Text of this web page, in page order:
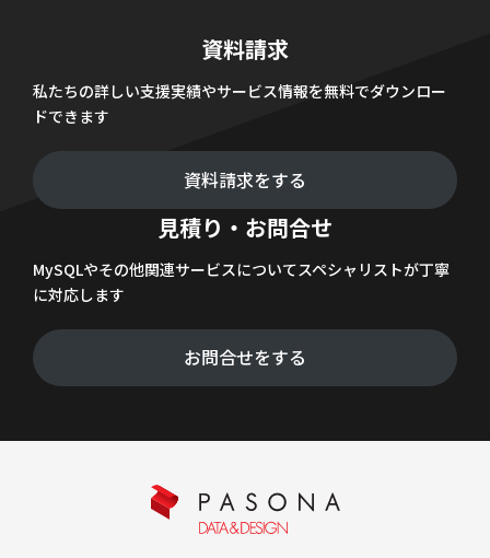
資料請求
私たちの詳しい支援実績やサービス情報を無料でダウンロー
ドできます
資料請求をする
見積り・お問合せ
MySQLやその他関連サービスについてスペシャリストが丁寧
に対応します
お問合せをする